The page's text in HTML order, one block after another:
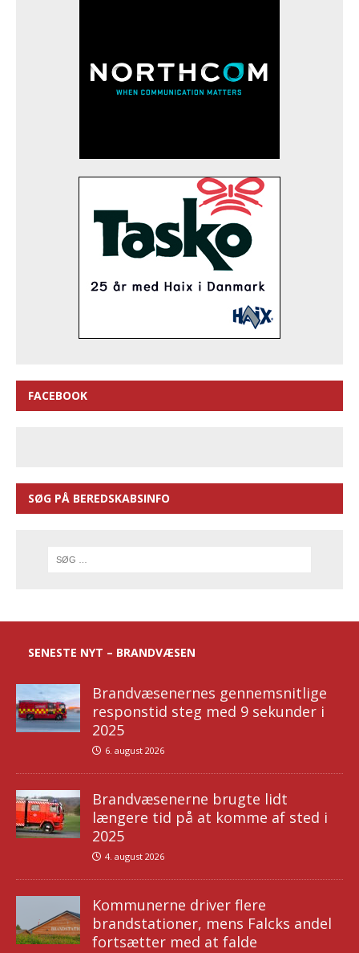
FACEBOOK
SØG PÅ BEREDSKABSINFO
SENESTE NYT – BRANDVÆSEN
Brandvæsenernes gennemsnitlige
responstid steg med 9 sekunder i
2025
6. august 2026
Brandvæsenerne brugte lidt
længere tid på at komme af sted i
2025
4. august 2026
Kommunerne driver flere
brandstationer, mens Falcks andel
fortsætter med at falde